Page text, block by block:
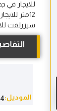
12متر
سيزرلفت
الموديل: